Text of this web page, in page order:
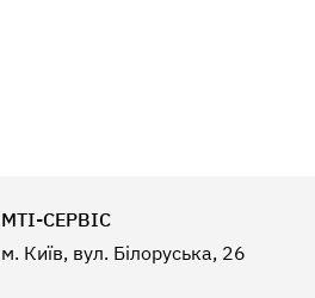
МТI-СЕРВІС
м. Київ, вул. Білоруська, 26